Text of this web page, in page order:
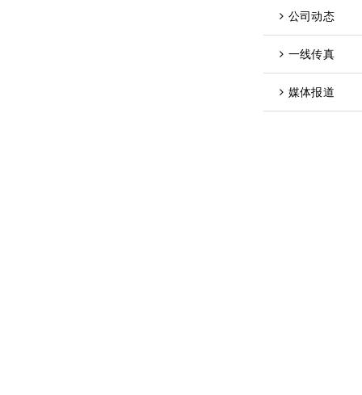
公司动态
一线传真
媒体报道